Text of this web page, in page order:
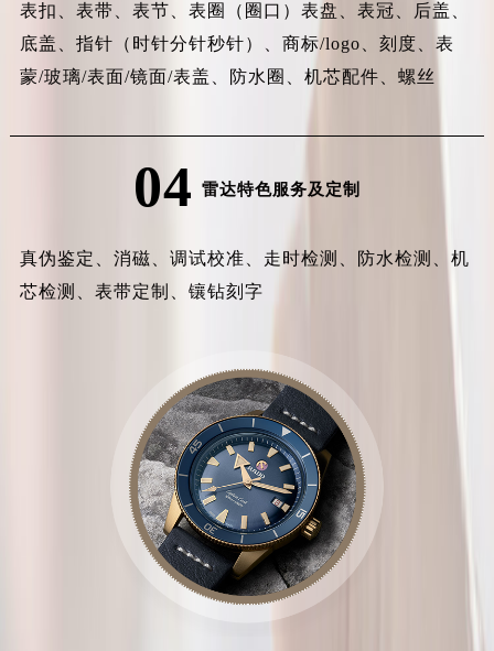
表扣、表带、表节、表圈（圈口）表盘、表冠、后盖、
底盖、指针（时针分针秒针）、商标/logo、刻度、表
蒙/玻璃/表面/镜面/表盖、防水圈、机芯配件、螺丝
04 雷达特色服务及定制
真伪鉴定、消磁、调试校准、走时检测、防水检测、机
芯检测、表带定制、镶钻刻字